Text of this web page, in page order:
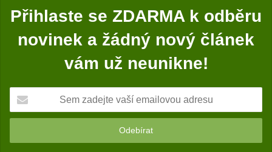
Přihlaste se ZDARMA k odběru
novinek a žádný nový článek
vám už neunikne!
m
a